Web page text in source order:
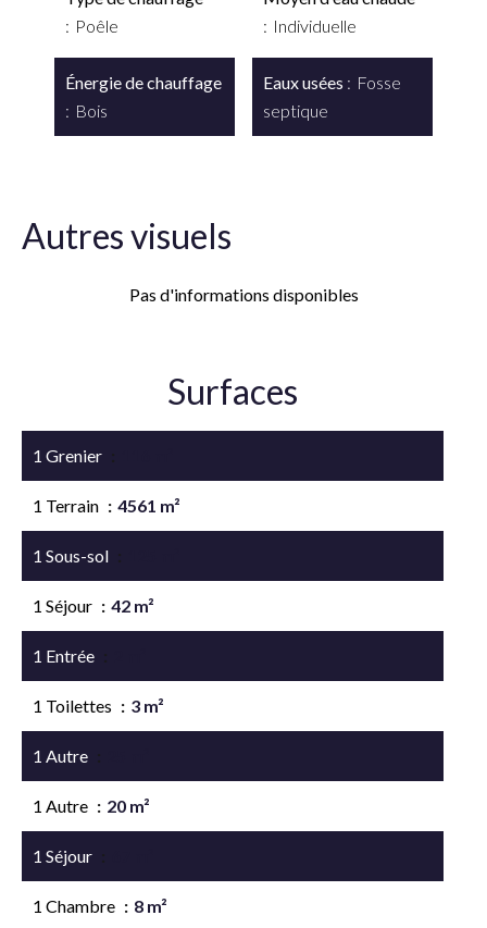
Poêle
Énergie de chauffage
Bois
Individuelle
Eaux usées
Fosse
septique
Autres visuels
Pas d'informations disponibles
Surfaces
1 Grenier
1 Terrain 4561 m²
1 Sous-sol
1 Séjour 42 m²
1 Entrée
1 Toilettes 3 m²
1 Autre
1 Autre 20 m²
1 Séjour
1 Chambre 8 m²